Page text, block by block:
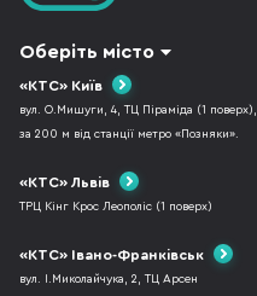
Оберіть місто
«КТС» Київ
вул. О.Мишуги, 4, ТЦ Піраміда (1 поверх),
за 200 м від станції метро «Позняки».
«КТС» Львів
ТРЦ Кінг Крос Леополіс (1 поверх)
«КТС» Івано-Франківськ
вул. І.Миколайчука, 2, ТЦ Арсен